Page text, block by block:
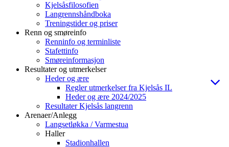
Kjelsåsfilosofien
Langrennshåndboka
Treningstider og priser
Renn og smøreinfo
Renninfo og terminliste
Stafettinfo
Smøreinformasjon
Resultater og utmerkelser
Heder og ære
Regler utmerkelser fra Kjelsås IL
Heder og ære 2024/2025
Resultater Kjelsås langrenn
Arenaer/Anlegg
Langsetløkka / Varmestua
Haller
Stadionhallen